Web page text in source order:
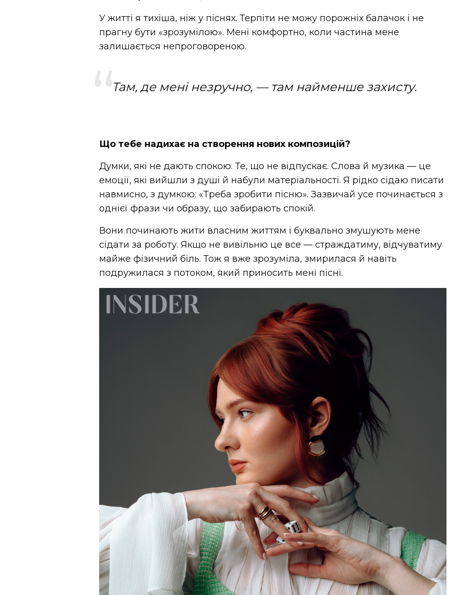
У житті я тихіша, ніж у піснях. Терпіти не можу порожніх балачок і не
прагну бути «зрозумілою». Мені комфортно, коли частина мене
залишається непроговореною.
Там, де мені незручно, — там найменше захисту.
Що тебе надихає на створення нових композицій?
Думки, які не дають спокою. Те, що не відпускає. Слова й музика — це
емоції, які вийшли з душі й набули матеріальності. Я рідко сідаю писати
навмисно, з думкою: «Треба зробити пісню». Зазвичай усе починається з
однієї фрази чи образу, що забирають спокій.
Вони починають жити власним життям і буквально змушують мене
сідати за роботу. Якщо не вивільню це все — страждатиму, відчуватиму
майже фізичний біль. Тож я вже зрозуміла, змирилася й навіть
подружилася з потоком, який приносить мені пісні.